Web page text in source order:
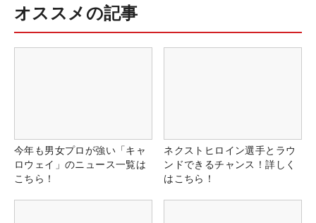
オススメの記事
今年も男女プロが強い「キャ
ロウェイ」のニュース一覧は
こちら！
ネクストヒロイン選手とラウ
ンドできるチャンス！詳しく
はこちら！